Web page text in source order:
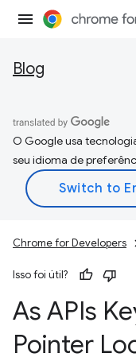
Blog
O Google usa
seu idioma de
Chrome for Developers
Isso foi útil?
As APIs
Pointer